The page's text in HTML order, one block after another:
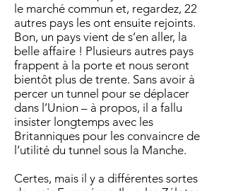
le marché commun et, regardez, 22
autres pays les ont ensuite rejoints.
Bon, un pays vient de s’en aller, la
belle affaire ! Plusieurs autres pays
frappent à la porte et nous seront
bientôt plus de trente. Sans avoir à
percer un tunnel pour se déplacer
dans l’Union – à propos, il a fallu
insister longtemps avec les
Britanniques pour les convaincre de
l’utilité du tunnel sous la Manche.
Certes, mais il y a différentes sortes